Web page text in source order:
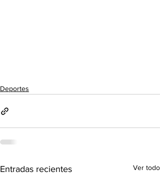
Deportes
Entradas recientes Ver todo